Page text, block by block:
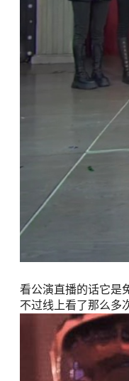
看公演直播的话它是
不过线上看了那么多